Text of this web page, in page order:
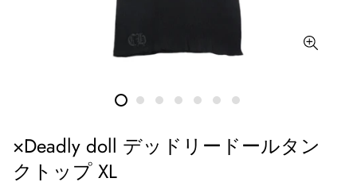
×Deadly doll デッドリードールタン
クトップ XL